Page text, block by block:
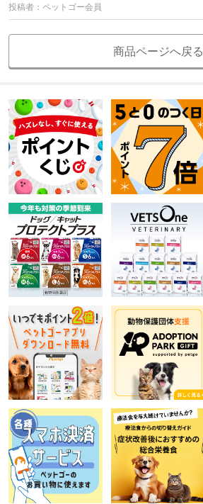
投稿者：ペットゴー会員
商品ページへ戻る